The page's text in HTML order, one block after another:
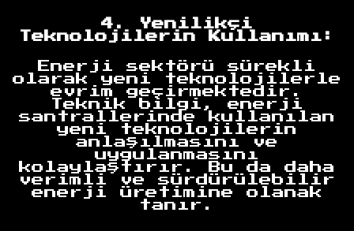
4. Yenilikçi
Teknolojilerin Kullanımı:
Enerji sektörü sürekli
olarak yeni teknolojilerle
evrim geçirmektedir.
Teknik bilgi, enerji
santrallerinde kullanılan
yeni teknolojilerin
anlaşılmasını ve
uygulanmasını
kolaylaştırır. Bu da daha
verimli ve sürdürülebilir
enerji üretimine olanak
tanır.